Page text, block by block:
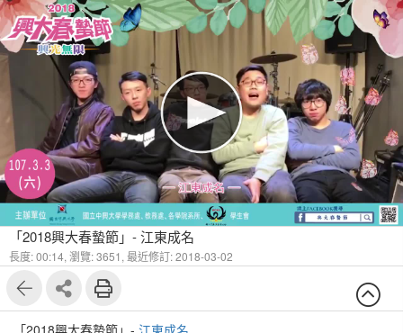
「2018興大春蟄節」- 江東成名
長度: 00:14, 瀏覽: 3651, 最近修訂: 2018-03-02
「2018興大春蟄節」- 江東成名